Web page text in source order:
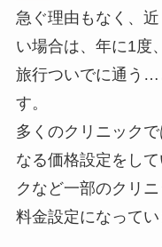
急ぐ理由もなく、
い場合は、年に1度
旅行ついでに通う…
す。
多くのクリニック
なる価格設定をし
クなど一部のクリ
料金設定になってい